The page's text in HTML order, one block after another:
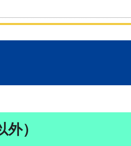
）